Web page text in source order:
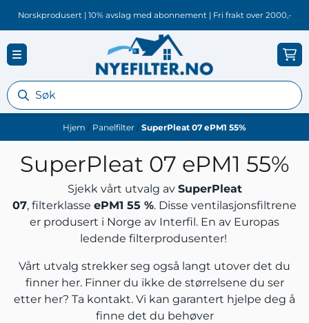
Hopp til innhold
Norskprodusert | 10% avslag med abonnement | Fri frakt over 2000,-
Hjem / Panelfilter / SuperPleat 07 ePM1 55%
SuperPleat 07 ePM1 55%
Sjekk vårt utvalg av SuperPleat
07, filterklasse ePM1 55 %. Disse ventilasjonsfiltrene
er produsert i Norge av Interfil. En av Europas
ledende filterprodusenter!
Vårt utvalg strekker seg også langt utover det du
finner her. Finner du ikke de størrelsene du ser
etter her? Ta kontakt. Vi kan garantert hjelpe deg å
finne det du behøver